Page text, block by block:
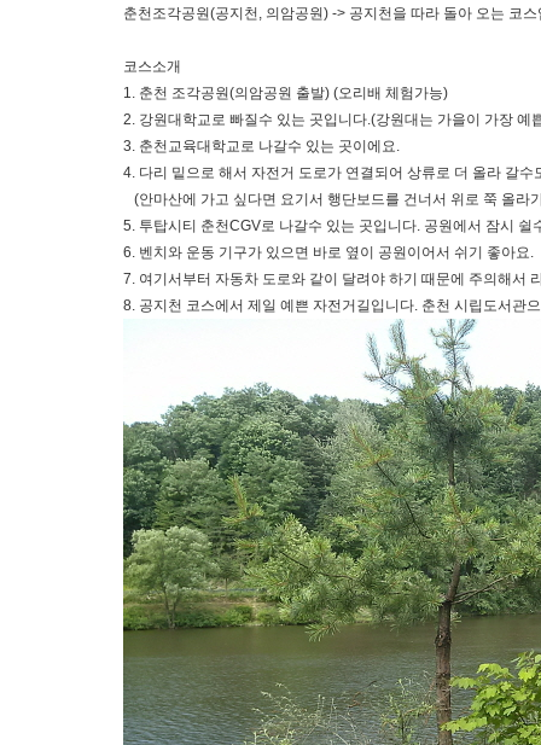
춘천조각공원(공지천, 의암공원) -> 공지천을 따라 돌아 오는 코스
코스소개
1. 춘천 조각공원(의암공원 출발) (오리배 체험가능)
2. 강원대학교로 빠질수 있는 곳입니다.(강원대는 가을이 가장 예
3. 춘천교육대학교로 나갈수 있는 곳이에요.
4. 다리 밑으로 해서 자전거 도로가 연결되어 상류로 더 올라 갈
(안마산에 가고 싶다면 요기서 행단보드를 건너서 위로 쭉 올라
5. 투탑시티 춘천CGV로 나갈수 있는 곳입니다. 공원에서 잠시 쉴
6. 벤치와 운동 기구가 있으면 바로 옆이 공원이어서 쉬기 좋아요.
7. 여기서부터 자동차 도로와 같이 달려야 하기 때문에 주의해서
8. 공지천 코스에서 제일 예쁜 자전거길입니다. 춘천 시립도서관